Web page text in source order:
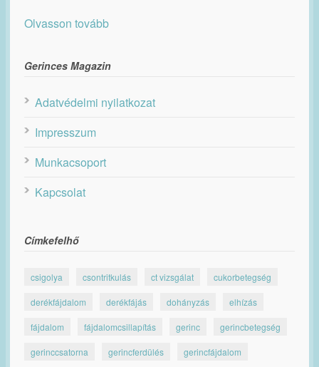
Olvasson tovább
Gerinces Magazin
Adatvédelmi nyilatkozat
Impresszum
Munkacsoport
Kapcsolat
Címkefelhő
csigolya csontritkulás ct vizsgálat cukorbetegség
derékfájdalom derékfájás dohányzás elhízás
fájdalom fájdalomcsillapítás gerinc gerincbetegség
gerinccsatorna gerincferdülés gerincfájdalom